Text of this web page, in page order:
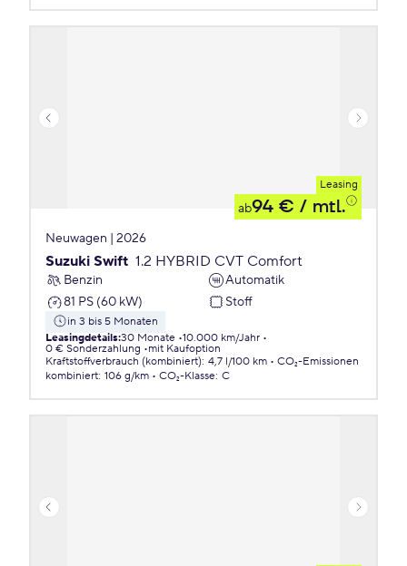
Leasing
ab94 € / mtl.
Neuwagen | 2026
Suzuki Swift 1.2 HYBRID CVT Comfort
Benzin
Automatik
81 PS (60 kW)
Stoff
in 3 bis 5 Monaten
Leasingdetails:30 Monate 10.000 km/Jahr
0 € Sonderzahlung
mit Kaufoption
Kraftstoffverbrauch (kombiniert): 4,7 l/100 km
CO₂-Emissionen
kombiniert: 106 g/km CO₂-Klasse: C